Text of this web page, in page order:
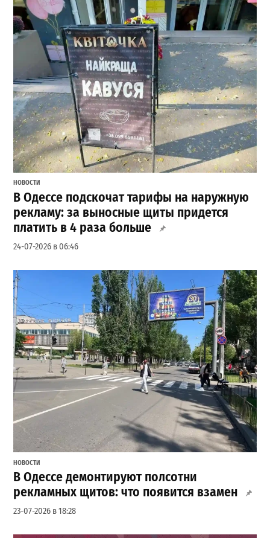
НОВОСТИ
В Одессе подскочат тарифы на наружную
рекламу: за выносные щиты придется
платить в 4 раза больше
24-07-2026 в 06:46
НОВОСТИ
В Одессе демонтируют полсотни
рекламных щитов: что появится взамен
23-07-2026 в 18:28